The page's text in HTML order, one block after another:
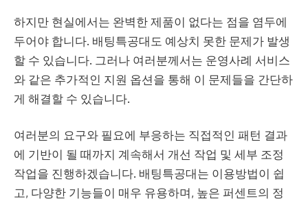
하지만 현실에서는 완벽한 제품이 없다는 점을 염두에
두어야 합니다. 배팅특공대도 예상치 못한 문제가 발생
할 수 있습니다. 그러나 여러분께서는 운영사례 서비스
와 같은 추가적인 지원 옵션을 통해 이 문제들을 간단하
게 해결할 수 있습니다.
여러분의 요구와 필요에 부응하는 직접적인 패턴 결과
에 기반이 될 때까지 계속해서 개선 작업 및 세부 조정
작업을 진행하겠습니다. 배팅특공대는 이용방법이 쉽
고, 다양한 기능들이 매우 유용하며, 높은 퍼센트의 정